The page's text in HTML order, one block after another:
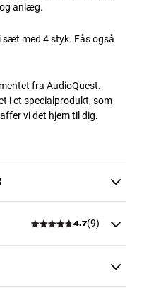
anlæg.
med 4 styk. Fås også
fra AudioQuest.
i et specialprodukt, som
vi det hjem til dig.
4.7(9)